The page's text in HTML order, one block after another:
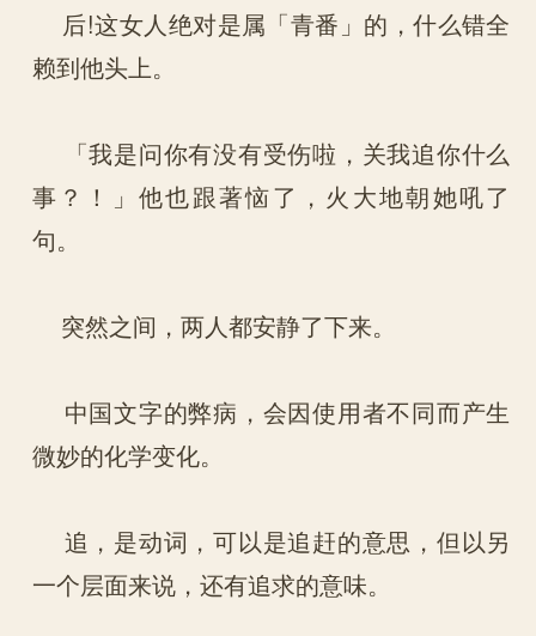
后!这女人绝对是属「青番」的，什么错全
赖到他头上。
「我是问你有没有受伤啦，关我追你什么
事？！」他也跟著恼了，火大地朝她吼了
句。
突然之间，两人都安静了下来。
中国文字的弊病，会因使用者不同而产生
微妙的化学变化。
追，是动词，可以是追赶的意思，但以另
一个层面来说，还有追求的意味。